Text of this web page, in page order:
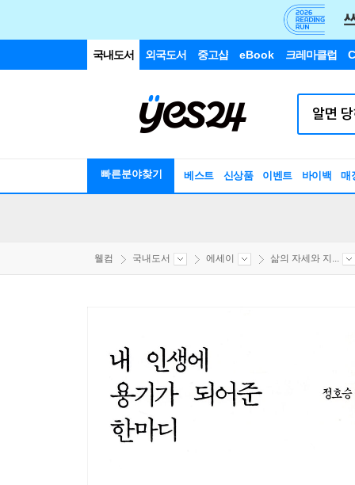
국내도서 외국도서 중고샵 eBook 크레마클럽
빠른분야찾기 베스트 신상품 이벤트 바이백 매
웰컴 국내도서 에세이 삶의 자세와 지...